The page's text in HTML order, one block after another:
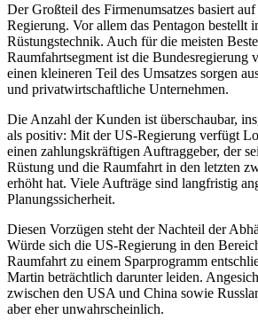
Der Großteil des Firmenumsatzes basiert
Regierung. Vor allem das Pentagon bestellt
Rüstungstechnik. Auch für die meisten
Raumfahrtsegment ist die Bundesregierung
einen kleineren Teil des Umsatzes sorgen
und privatwirtschaftliche Unternehmen.
Die Anzahl der Kunden ist überschaubar,
als positiv: Mit der US-Regierung verfügt
einen zahlungskräftigen Auftraggeber, der
Rüstung und die Raumfahrt in den letzten
erhöht hat. Viele Aufträge sind langfristig
Planungssicherheit.
Diesen Vorzügen steht der Nachteil der
Würde sich die US-Regierung in den
Raumfahrt zu einem Sparprogramm
Martin beträchtlich darunter leiden.
zwischen den USA und China sowie
aber eher unwahrscheinlich.